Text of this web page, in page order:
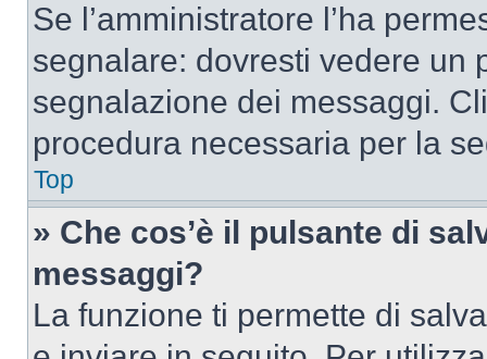
Se l’amministratore l’ha
segnalare: dovresti vedere un
segnalazione dei messaggi.
procedura necessaria per la
Top
» Che cos’è il pulsante di
messaggi?
La funzione ti permette di